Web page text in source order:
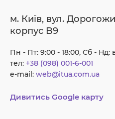
м. Київ, вул.
корпус B9
Пн - Пт: 9:00 - 18:00, Сб - Нд:
тел: +38 (098) 001-6-001
e-mail: web@itua.com.ua
Дивитись Google карту